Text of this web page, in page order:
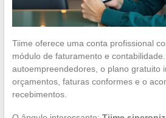
Tiime oferece uma conta profissional
módulo de faturamento e
autoempreendedores, o plano gratuito
orçamentos, faturas conformes e o
recebimentos.